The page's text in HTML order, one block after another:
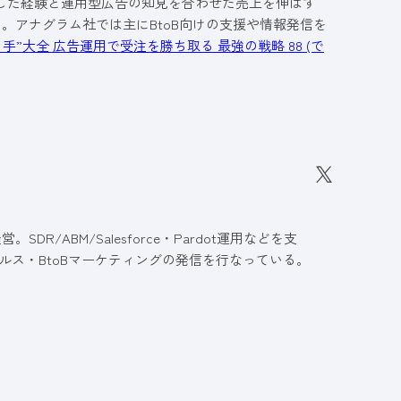
アナグラム社では主にBtoB向けの支援や情報発信を
”大全 広告運用で受注を勝ち取る 最強の戦略 88 (で
。SDR/ABM/Salesforce・Pardot運用などを支
・BtoBマーケティングの発信を行なっている。